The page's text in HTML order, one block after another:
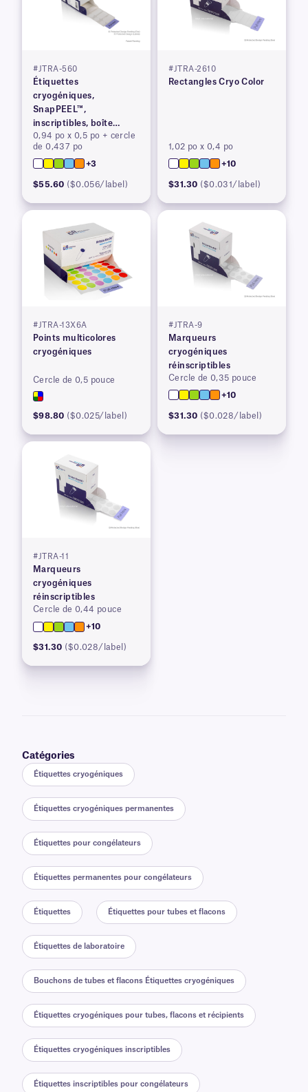
#JTRA-560
Étiquettes
cryogéniques,
SnapPEEL™,
inscriptibles, boîte
distributrice
0,94 po x 0,5 po + cercle
de 0,437 po
+3
$55.60 ($0.056/label)
#JTRA-2610
Rectangles Cryo Color
1,02 po x 0,4 po
+10
$31.30 ($0.031/label)
#JTRA-13X6A
Points multicolores
cryogéniques
Cercle de 0,5 pouce
$98.80 ($0.025/label)
#JTRA-9
Marqueurs
cryogéniques
réinscriptibles
Cercle de 0,35 pouce
+10
$31.30 ($0.028/label)
#JTRA-11
Marqueurs
cryogéniques
réinscriptibles
Cercle de 0,44 pouce
+10
$31.30 ($0.028/label)
Catégories
Étiquettes cryogéniques
Étiquettes cryogéniques permanentes
Étiquettes pour congélateurs
Étiquettes permanentes pour congélateurs
Étiquettes Étiquettes pour tubes et flacons
Étiquettes de laboratoire
Bouchons de tubes et flacons Étiquettes cryogéniques
Étiquettes cryogéniques pour tubes, flacons et récipients
Étiquettes cryogéniques inscriptibles
Étiquettes inscriptibles pour congélateurs